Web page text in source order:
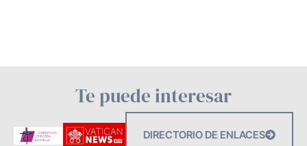
Te puede interesar
DIRECTORIO DE ENLACES